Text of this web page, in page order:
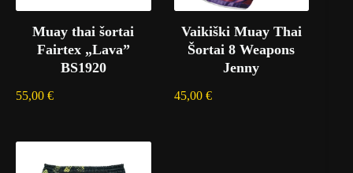
Muay thai šortai
Fairtex „Lava”
BS1920
55,00 €
Vaikiški Muay Thai
Šortai 8 Weapons
Jenny
45,00 €